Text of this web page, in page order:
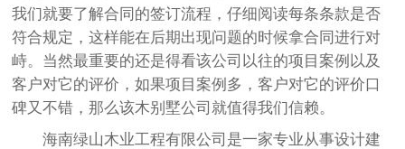
我们就要了解合同的签订流程，仔细阅读每条条款是否
符合规定，这样能在后期出现问题的时候拿合同进行对
峙。当然最重要的还是得看该公司以往的项目案例以及
客户对它的评价，如果项目案例多，客户对它的评价口
碑又不错，那么该木别墅公司就值得我们信赖。
海南绿山木业工程有限公司是一家专业从事设计建